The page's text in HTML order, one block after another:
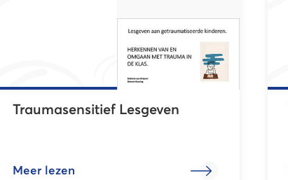
Traumasensitief Lesgeven
Meer lezen